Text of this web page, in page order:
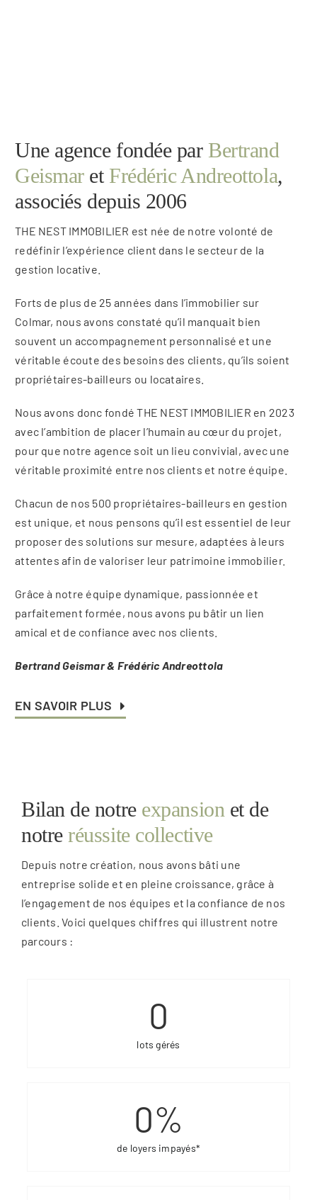
Une agence fondée par Bertrand
Geismaret Frédéric Andreottola,
associés depuis 2006
THE NEST IMMOBILIER est née de notre volonté de
redéfinir l’expérience client dans le secteur de la
gestion locative.
Forts de plus de 25 années dans l’immobilier sur
Colmar, nous avons constaté qu’il manquait bien
souvent un accompagnement personnalisé et une
véritable écoute des besoins des clients, qu’ils soient
propriétaires-bailleurs ou locataires.
Nous avons donc fondé THE NEST IMMOBILIER en 2023
avec l’ambition de placer l’humain au cœur du projet,
pour que notre agence soit un lieu convivial, avec une
véritable proximité entre nos clients et notre équipe.
Chacun de nos 500 propriétaires-bailleurs en gestion
est unique, et nous pensons qu’il est essentiel de leur
proposer des solutions sur mesure, adaptées à leurs
attentes afin de valoriser leur patrimoine immobilier.
Grâce à notre équipe dynamique, passionnée et
parfaitement formée, nous avons pu bâtir un lien
amical et de confiance avec nos clients.
Bertrand Geismar & Frédéric Andreottola
EN SAVOIR PLUS
Bilan de notre expansion et de
notreréussite collective
Depuis notre création, nous avons bâti une
entreprise solide et en pleine croissance, grâce à
l’engagement de nos équipes et la confiance de nos
clients. Voici quelques chiffres qui illustrent notre
parcours :
0
lots gérés
0%
de loyers impayés*